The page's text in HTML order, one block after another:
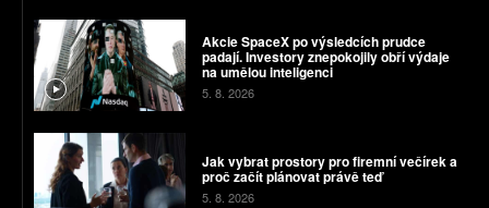
Akcie SpaceX po výsledcích prudce
padají. Investory znepokojily obří výdaje
na umělou inteligenci
5. 8. 2026
Jak vybrat prostory pro firemní večírek a
proč začít plánovat právě teď
5. 8. 2026